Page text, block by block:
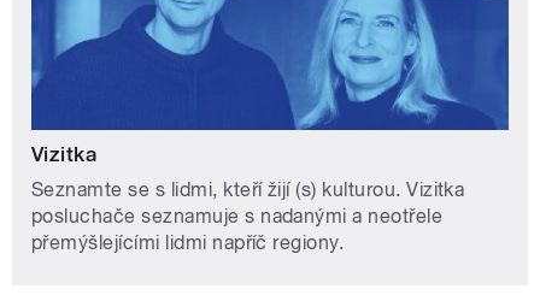
Vizitka
Seznamte se s lidmi, kteří žijí (s) kulturou. Vizitka
posluchače seznamuje s nadanými a neotřele
přemýšlejícími lidmi napříč regiony.